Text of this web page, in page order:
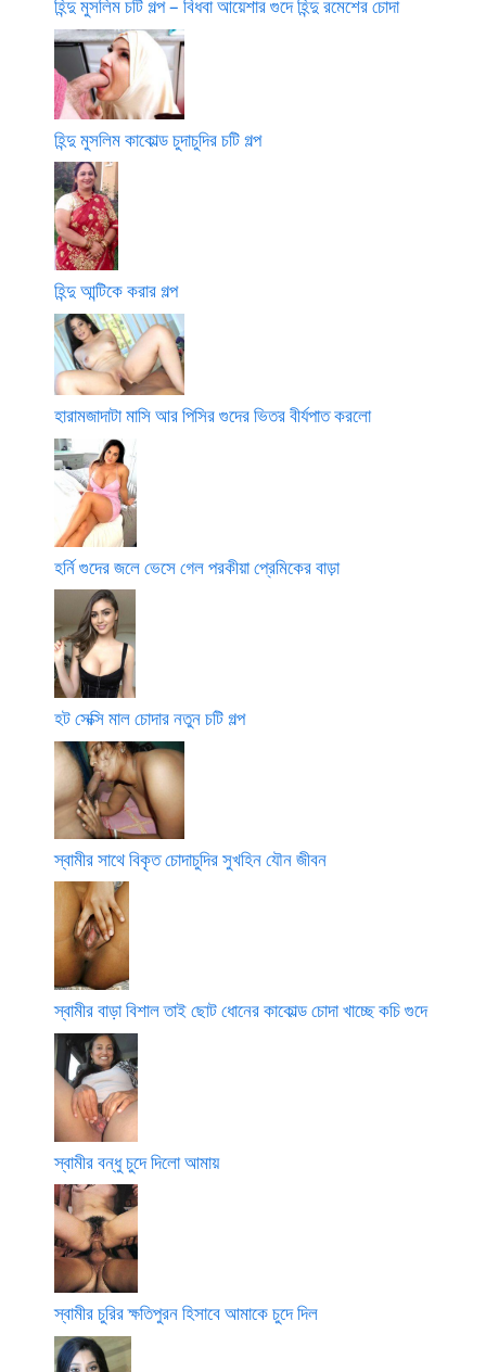
হিন্দু মুসলিম চটি গল্প – বিধবা আয়েশার গুদে হিন্দু রমেশের চোদা
হিন্দু মুসলিম কাকোল্ড চুদাচুদির চটি গল্প
হিন্দু আন্টিকে করার গল্প
হারামজাদাটা মাসি আর পিসির গুদের ভিতর বীর্যপাত করলো
হর্নি গুদের জলে ভেসে গেল পরকীয়া প্রেমিকের বাড়া
হট সেক্সি মাল চোদার নতুন চটি গল্প
স্বামীর সাথে বিকৃত চোদাচুদির সুখহিন যৌন জীবন
স্বামীর বাড়া বিশাল তাই ছোট ধোনের কাকোল্ড চোদা খাচ্ছে কচি গুদে
স্বামীর বন্ধু চুদে দিলো আমায়
স্বামীর চুরির ক্ষতিপুরন হিসাবে আমাকে চুদে দিল